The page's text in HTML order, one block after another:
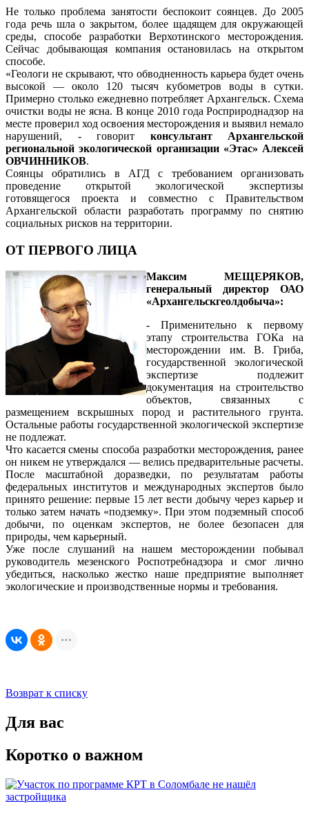
Не только проблема занятости беспокоит соянцев. До 2005
года речь шла о закрытом, более щадящем для окружающей
среды, способе разработки Верхотинского месторождения.
Сейчас добывающая компания остановилась на открытом
способе.
«Геологи не скрывают, что обводненность карьера будет очень
высокой — около 120 тысяч кубометров воды в сутки.
Примерно столько ежедневно потребляет Архангельск. Схема
очистки воды не ясна. В конце 2010 года Росприроднадзор на
месте проверил ход освоения месторождения и выявил немало
нарушений, - говорит консультант Архангельской
региональной экологической организации «Этас» Алексей
ОВЧИННИКОВ.
Соянцы обратились в АГД с требованием организовать
проведение открытой экологической экспертизы
готовящегося проекта и совместно с Правительством
Архангельской области разработать программу по снятию
социальных рисков на территории.
ОТ ПЕРВОГО ЛИЦА
Максим МЕЩЕРЯКОВ,
генеральный директор ОАО
«Архангельскгеолдобыча»:
- Применительно к первому
этапу строительства ГОКа на
месторождении им. В. Гриба,
государственной экологической
экспертизе подлежит
документация на строительство
объектов, связанных с
размещением вскрышных пород и растительного грунта.
Остальные работы государственной экологической экспертизе
не подлежат.
Что касается смены способа разработки месторождения, ранее
он никем не утверждался — велись предварительные расчеты.
После масштабной доразведки, по результатам работы
федеральных институтов и международных экспертов было
принято решение: первые 15 лет вести добычу через карьер и
только затем начать «подземку». При этом подземный способ
добычи, по оценкам экспертов, не более безопасен для
природы, чем карьерный.
Уже после слушаний на нашем месторождении побывал
руководитель мезенского Роспотребнадзора и смог лично
убедиться, насколько жестко наше предприятие выполняет
экологические и производственные нормы и требования.
Возврат к списку
Для вас
Коротко о важном